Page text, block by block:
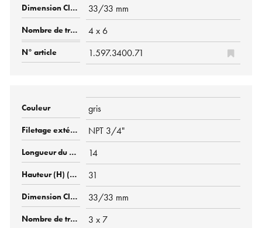
33/33 mm
4 x 6
1.597.3400.71
gris
NPT 3/4"
14
31
33/33 mm
3 x 7